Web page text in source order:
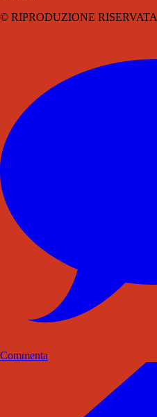
© RIPRODUZIONE RISERVATA
Commenta